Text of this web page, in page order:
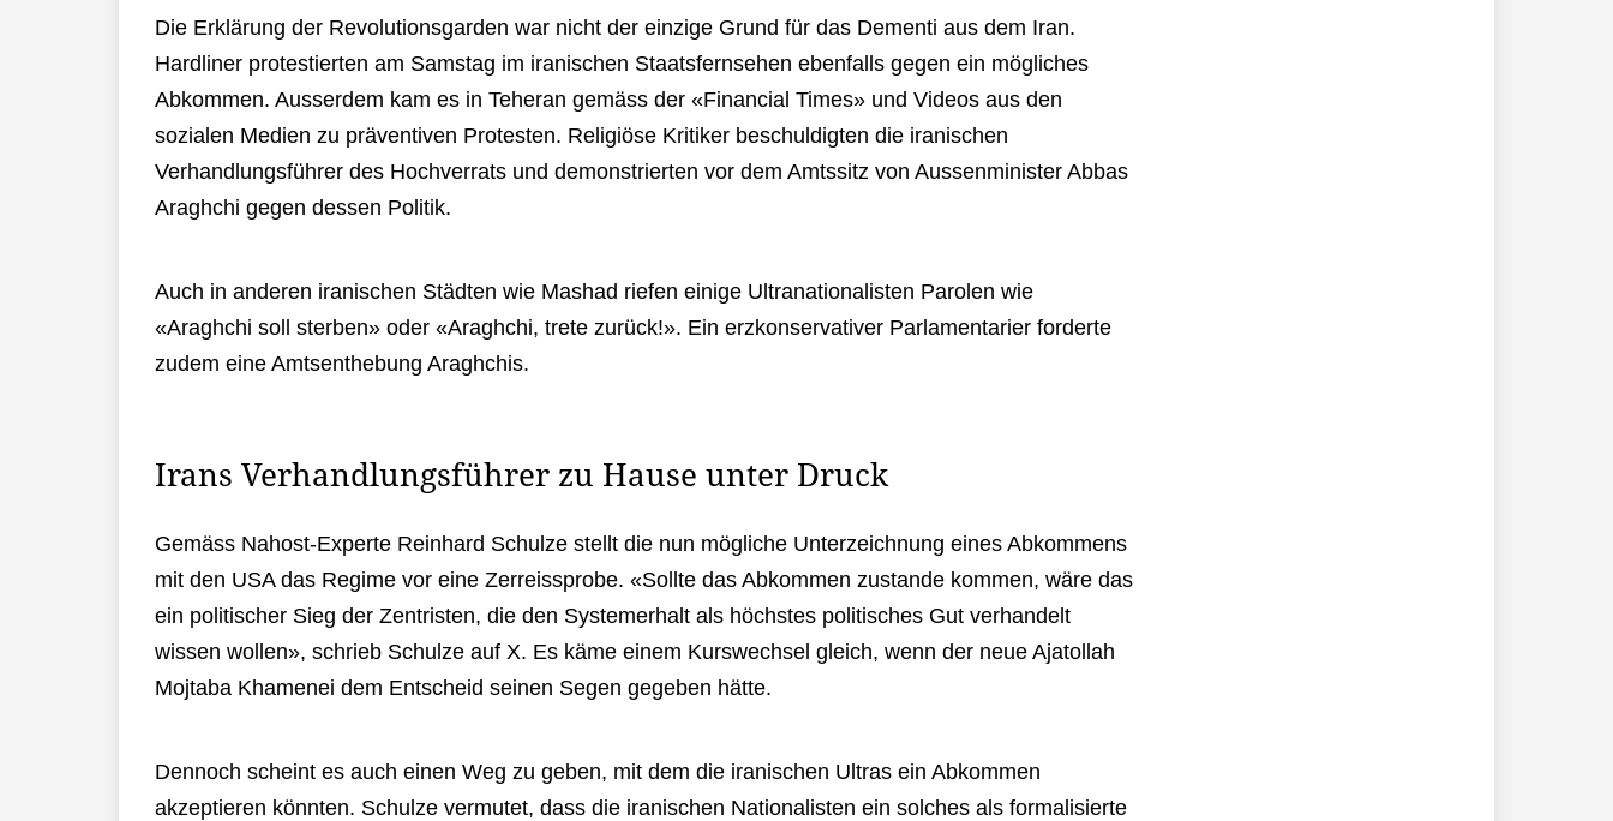
Die Erklärung der Revolutionsgarden war nicht der einzige Grund für das Dementi aus dem Iran.
Hardliner protestierten am Samstag im iranischen Staatsfernsehen ebenfalls gegen ein mögliches
Abkommen. Ausserdem kam es in Teheran gemäss der «Financial Times» und Videos aus den
sozialen Medien zu präventiven Protesten. Religiöse Kritiker beschuldigten die iranischen
Verhandlungsführer des Hochverrats und demonstrierten vor dem Amtssitz von Aussenminister Abbas
Araghchi gegen dessen Politik.
Auch in anderen iranischen Städten wie Mashad riefen einige Ultranationalisten Parolen wie
«Araghchi soll sterben» oder «Araghchi, trete zurück!». Ein erzkonservativer Parlamentarier forderte
zudem eine Amtsenthebung Araghchis.
Irans Verhandlungsführer zu Hause unter Druck
Gemäss Nahost-Experte Reinhard Schulze stellt die nun mögliche Unterzeichnung eines Abkommens
mit den USA das Regime vor eine Zerreissprobe. «Sollte das Abkommen zustande kommen, wäre das
ein politischer Sieg der Zentristen, die den Systemerhalt als höchstes politisches Gut verhandelt
wissen wollen», schrieb Schulze auf X. Es käme einem Kurswechsel gleich, wenn der neue Ajatollah
Mojtaba Khamenei dem Entscheid seinen Segen gegeben hätte.
Dennoch scheint es auch einen Weg zu geben, mit dem die iranischen Ultras ein Abkommen
akzeptieren könnten. Schulze vermutet, dass die iranischen Nationalisten ein solches als formalisierte